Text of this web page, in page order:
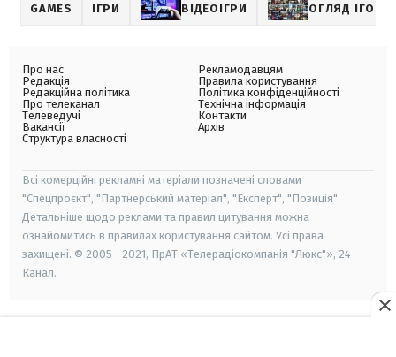
GAMES ІГРИ ВІДЕОІГРИ ОГЛЯД ІГОР
Про нас
Редакція
Редакційна політика
Про телеканал
Телеведучі
Вакансії
Структура власності
Рекламодавцям
Правила користування
Політика конфіденційності
Технічна інформація
Контакти
Архів
Всі комерційні рекламні матеріали позначені словами
"Спецпроєкт", "Партнерський матеріал", "Експерт", "Позиція".
Детальніше щодо реклами та правил цитування можна
ознайомитись в правилах користування сайтом. Усі права
захищені. © 2005—2021, ПрАТ «Телерадіокомпанія "Люкс"», 24
Канал.